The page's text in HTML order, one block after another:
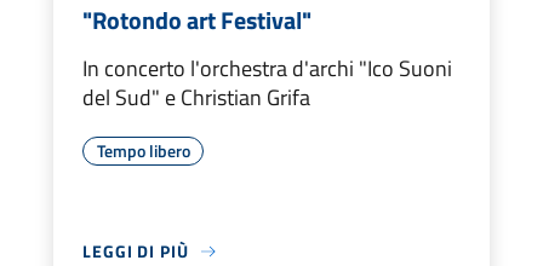
"Rotondo art Festival"
In concerto l'orchestra d'archi "Ico Suoni
del Sud" e Christian Grifa
Tempo libero
LEGGI DI PIÙ